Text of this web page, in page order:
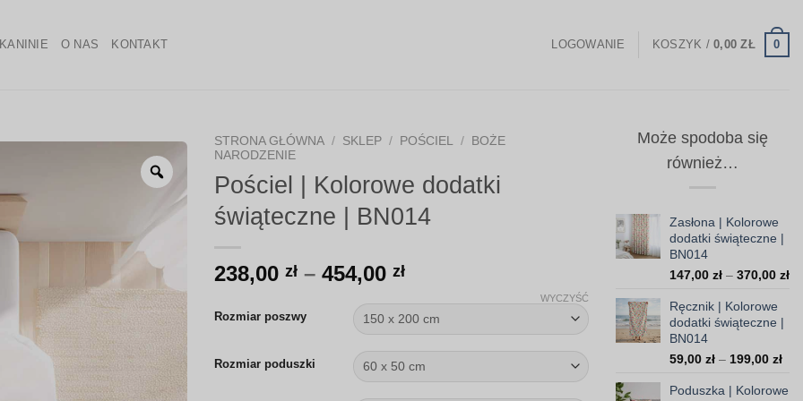
O NAS KONTAKT LOGOWANIE KOSZYK /0,00ZŁ 0
Zoom
STRONA GŁÓWNA / SKLEP / POŚCIEL /
BOŻE
NARODZENIE
Pościel | Kolorowe dodatki
świąteczne | BN014
238,00 zł – 454,00 złZakres
od
238,00 zł
do
454,00 zł
Rozmiar poszwy
Rozmiar poduszki
WYCZYŚĆ
Może spodoba się
również…
Zasłona | Kolorowe
dodatki świąteczne |
BN014
147,00 zł – 370,00 zł
Ręcznik | Kolorowe
dodatki świąteczne |
BN014
59,00 zł – 199,00 zł
od
Poduszka | Kolorowe